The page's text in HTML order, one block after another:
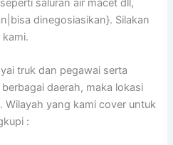
saluran air macet dll,
dinegosiasikan}. Silakan
truk dan pegawai serta
daerah, maka lokasi
Wilayah yang kami cover untuk
: